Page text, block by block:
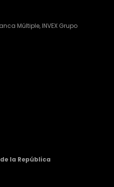
Múltiple, INVEX Grupo
la República